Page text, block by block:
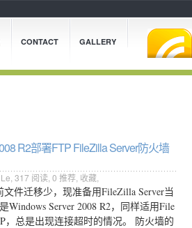
CONTACT GALLERY
R2部署FTP FileZilla Server防火墙
317 阅读, 0 推荐, 收藏
件迁移少，现准备用FileZilla Server当
Windows Server 2008 R2，同样适用File
，总是出现连接超时的情况。 防火墙的